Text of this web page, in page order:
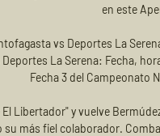
en este
vs Deportes La
La Serena: Fecha,
Fecha 3 del Campeonato
Libertador" y vuelve
su más fiel colaborador.